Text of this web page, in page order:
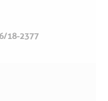
18-2377